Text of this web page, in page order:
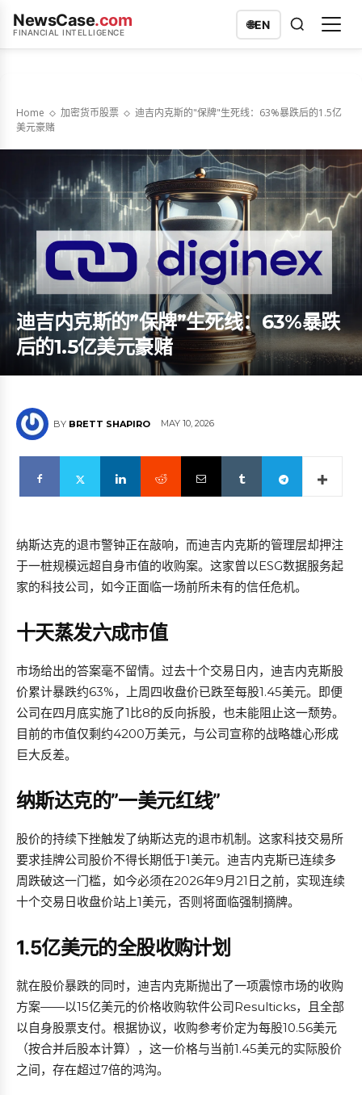
NewsCase.com
FINANCIAL INTELLIGENCE
🌐EN
Home 加密货币股票
迪吉内克斯的"保牌"生死线：63%暴跌后的1.5亿
美元豪赌
迪吉内克斯的”保牌”生死线：63%暴跌
后的1.5亿美元豪赌
BY BRETT SHAPIRO MAY 10, 2026
纳斯达克的退市警钟正在敲响，而迪吉内克斯的管理层却押注
于一桩规模远超自身市值的收购案。这家曾以ESG数据服务起
家的科技公司，如今正面临一场前所未有的信任危机。
十天蒸发六成市值
市场给出的答案毫不留情。过去十个交易日内，迪吉内克斯股
价累计暴跌约63%，上周四收盘价已跌至每股1.45美元。即便
公司在四月底实施了1比8的反向拆股，也未能阻止这一颓势。
目前的市值仅剩约4200万美元，与公司宣称的战略雄心形成
巨大反差。
纳斯达克的”一美元红线”
股价的持续下挫触发了纳斯达克的退市机制。这家科技交易所
要求挂牌公司股价不得长期低于1美元。迪吉内克斯已连续多
周跌破这一门槛，如今必须在2026年9月21日之前，实现连续
十个交易日收盘价站上1美元，否则将面临强制摘牌。
1.5亿美元的全股收购计划
就在股价暴跌的同时，迪吉内克斯抛出了一项震惊市场的收购
方案——以15亿美元的价格收购软件公司Resulticks，且全部
以自身股票支付。根据协议，收购参考价定为每股10.56美元
（按合并后股本计算），这一价格与当前1.45美元的实际股价
之间，存在超过7倍的鸿沟。